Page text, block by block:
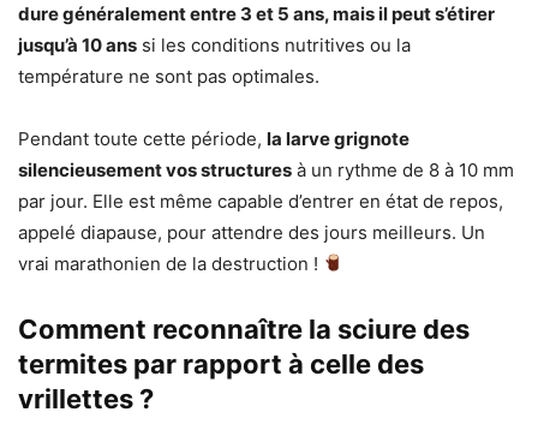
dure généralement entre 3 et 5 ans, mais il peut s’étirer
jusqu’à 10 ans si les conditions nutritives ou la
température ne sont pas optimales.
Pendant toute cette période, la larve grignote
silencieusement vos structures à un rythme de 8 à 10 mm
par jour. Elle est même capable d’entrer en état de repos,
appelé diapause, pour attendre des jours meilleurs. Un
vrai marathonien de la destruction !
Comment reconnaître la sciure des
termites par rapport à celle des
vrillettes ?